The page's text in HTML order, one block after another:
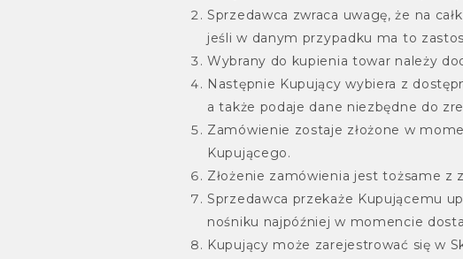
Sprzedawca zwraca uwagę, że na
jeśli w danym przypadku ma to
Wybrany do kupienia towar należy
Następnie Kupujący wybiera z
a także podaje dane niezbędne do
Zamówienie zostaje złożone w
Kupującego.
Złożenie zamówienia jest tożsame z
Sprzedawca przekaże Kupującemu
nośniku najpóźniej w momencie
Kupujący może zarejestrować się w